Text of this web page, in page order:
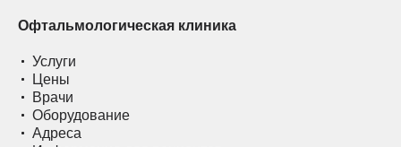
Офтальмологическая клиника
Услуги
Цены
Врачи
Оборудование
Адреса